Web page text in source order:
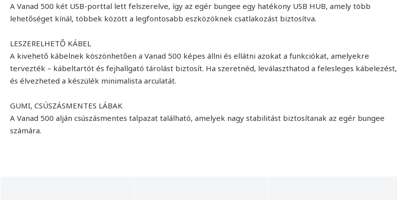
A Vanad 500 két USB-porttal lett felszerelve, így az egér bungee egy hatékony USB HUB, amely több
lehetőséget kínál, többek között a legfontosabb eszközöknek csatlakozást biztosítva.
LESZERELHETŐ KÁBEL
A kivehető kábelnek köszönhetően a Vanad 500 képes állni és ellátni azokat a funkciókat, amelyekre
tervezték – kábeltartót és fejhallgató tárolást biztosít. Ha szeretnéd, leválaszthatod a felesleges kábelezést,
és élvezheted a készülék minimalista arculatát.
GUMI, CSÚSZÁSMENTES LÁBAK
A Vanad 500 alján csúszásmentes talpazat található, amelyek nagy stabilitást biztosítanak az egér bungee
számára.